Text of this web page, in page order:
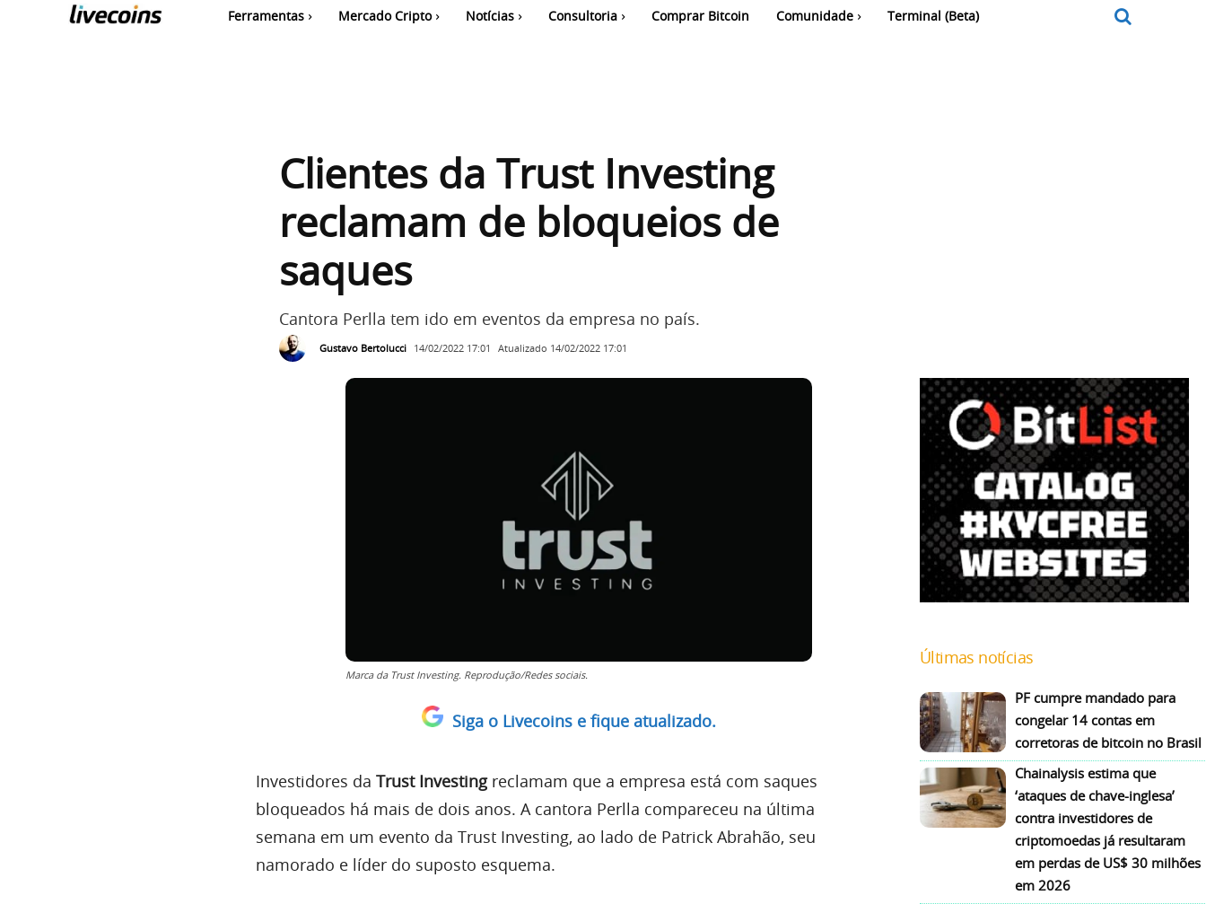
Ferramentas Mercado Cripto Notícias Consultoria Comprar Bitcoin Comunidade Terminal (Beta)
Clientes da Trust Investing
reclamam de bloqueios de
saques
Cantora Perlla tem ido em eventos da empresa no país.
Gustavo Bertolucci 14/02/2022 17:01 Atualizado 14/02/2022 17:01
Marca da Trust Investing. Reprodução/Redes sociais.
Siga o Livecoins e fique atualizado.
Investidores da Trust Investingreclamam que a empresa está com saques
bloqueados há mais de dois anos. A cantora Perlla compareceu na última
semana em um evento da Trust Investing, ao lado de Patrick Abrahão, seu
namorado e líder do suposto esquema.
Últimas notícias
PF cumpre mandado para
congelar 14 contas em
corretoras de bitcoin no Brasil
Chainalysis estima que
‘ataques de chave-inglesa’
contra investidores de
criptomoedas já resultaram
em perdas de US$ 30 milhões
em 2026